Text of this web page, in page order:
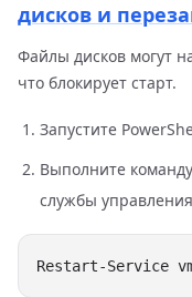
дисков и
Файлы дисков могут
что блокирует старт.
Запустите
Выполните
службы